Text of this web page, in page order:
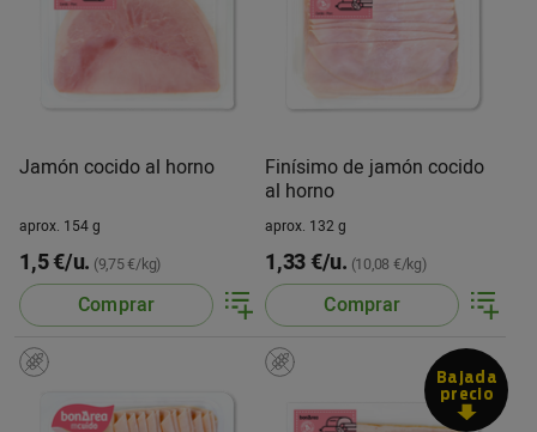
Jamón cocido al horno
aprox. 154 g
1,5 €/u. (9,75 €/kg)
Comprar
Finísimo de jamón cocido
al horno
aprox. 132 g
1,33 €/u. (10,08 €/kg)
Comprar
Bajada
precio